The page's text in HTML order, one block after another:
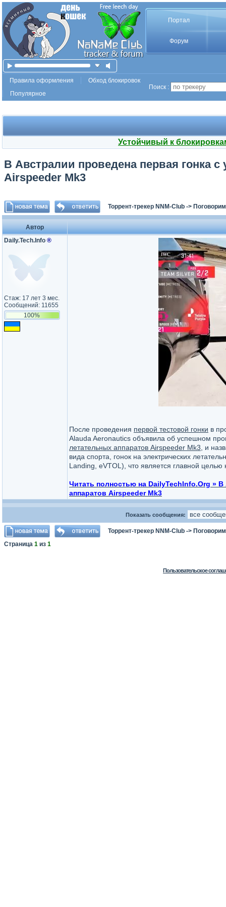
Портал
Форум
Правила оформления
Обход блокировок
Популярное
Поиск :
Устойчивый к
В Австралии проведена первая гонка
Airspeeder Mk3
Торрент-трекер NNM-Club -> Поговорим
Автор
Daily.Tech.Info ®
Стаж: 17 лет 3 мес.
Сообщений: 11655
100%
После проведения первой тестовой гонки в
Alauda Aeronautics объявила об успешном
летательных аппаратов Airspeeder Mk3 , и
вида спорта, гонок на электрических
Landing, eVTOL), что является главной
Читать полностью на DailyTechInfo.Org »
аппаратов Airspeeder Mk3
Показать сообщения:
Торрент-трекер NNM-Club -> Поговорим
Страница 1 из 1
Пользовательское